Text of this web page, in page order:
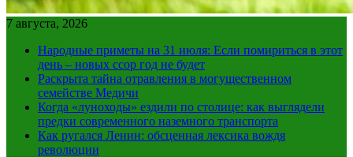
7 августа, 2026
Народные приметы на 31 июля: Если помириться в этот
день – новых ссор год не будет
Раскрыта тайна отравления в могущественном
семействе Медичи
Когда «луноходы» ездили по столице: как выглядели
предки современного наземного транспорта
Как ругался Ленин: обсценная лексика вождя
революции